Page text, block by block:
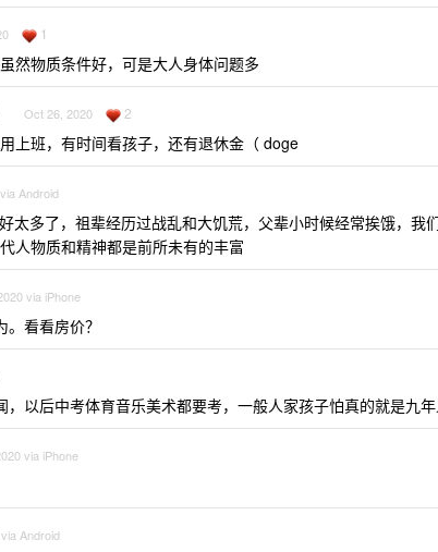
1
然物质条件好，可是大人身体问题多
Oct 26, 2020 2
上班，有时间看孩子，还有退休金（ doge
Android
太多了，祖辈经历过战乱和大饥荒，父辈小时候经常挨饿，我
人物质和精神都是前所未有的丰富
via iPhone
看看房价？
，以后中考体育音乐美术都要考，一般人家孩子怕真的就是九
via iPhone
Android